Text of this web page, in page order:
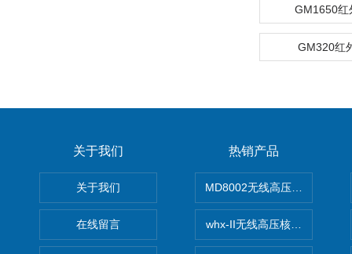
GM1650红
GM320红
关于我们
关于我们
在线留言
热销产品
MD8002无线高压核相仪
whx-II无线高压核相仪